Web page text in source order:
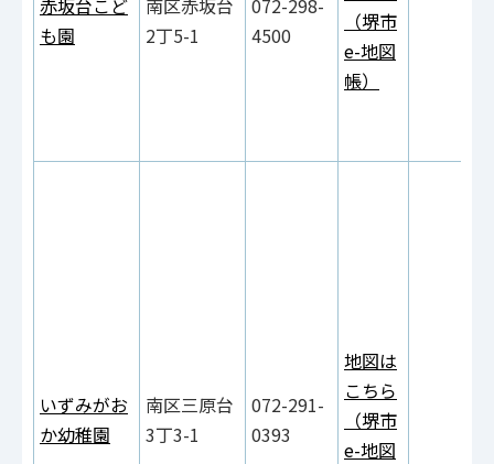
も園
2丁5-1
4500
（堺市
e-地図
帳）
いずみがお
か幼稚園
南区三原台
3丁3-1
072-291-
0393
地図は
こちら
（堺市
e-地図